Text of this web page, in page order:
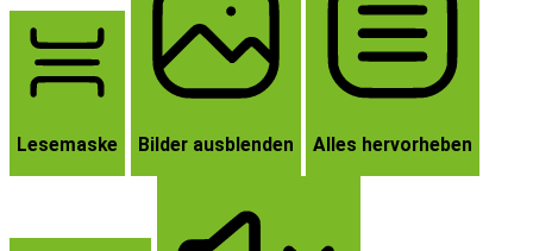
Lesemaske Bilder ausblenden Alles hervorheben